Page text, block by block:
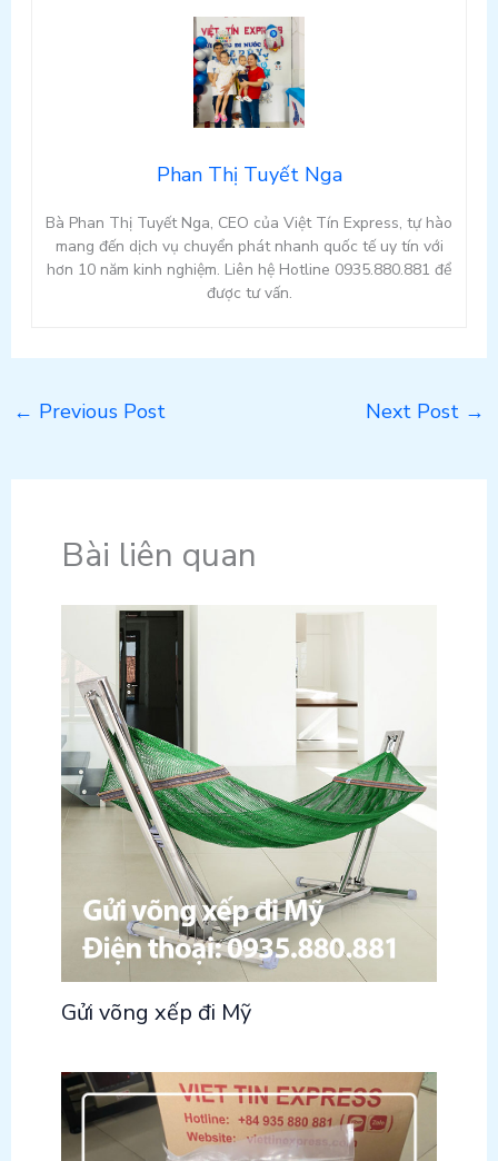
Phan Thị Tuyết Nga
Bà Phan Thị Tuyết Nga, CEO của Việt Tín Express, tự hào
mang đến dịch vụ chuyển phát nhanh quốc tế uy tín với
hơn 10 năm kinh nghiệm. Liên hệ Hotline 0935.880.881 để
được tư vấn.
← Previous Post Next Post →
Bài liên quan
Gửi võng xếp đi Mỹ